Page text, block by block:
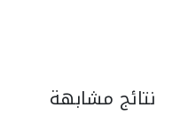
نتائج مشابهة